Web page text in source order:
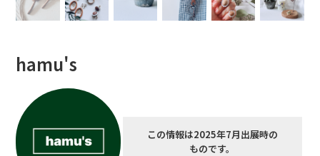
hamu's
この情報は2025年7月出展時の
ものです。